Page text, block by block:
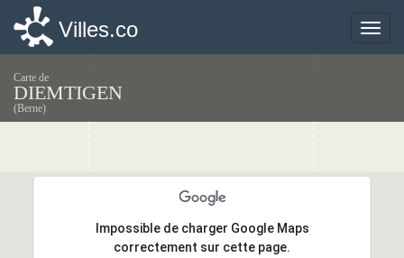
Toggle
Villes.co
Carte de
DIEMTIGEN
(Berne)
Impossible de charger Google Maps
correctement sur cette page.
Impossible de charger Google Maps
correctement sur cette page.
Toggle
Villes.co